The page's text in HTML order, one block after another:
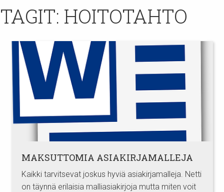
TAGIT: HOITOTAHTO
MAKSUTTOMIA ASIAKIRJAMALLEJA
Kaikki tarvitsevat joskus hyviä asiakirjamalleja. Netti
on täynnä erilaisia malliasiakirjoja mutta miten voit